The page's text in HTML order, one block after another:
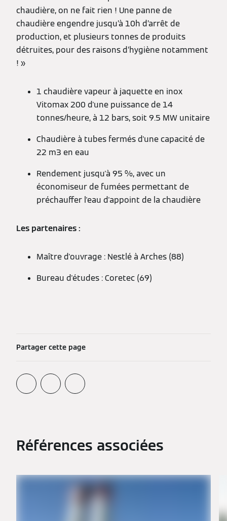
chaudière, on ne fait rien ! Une panne de
chaudière engendre jusqu’à 10h d’arrêt de
production, et plusieurs tonnes de produits
détruites, pour des raisons d’hygiène notamment
! »
1 chaudière vapeur à jaquette en inox
Vitomax 200 d'une puissance de 14
tonnes/heure, à 12 bars, soit 9.5 MW unitaire
Chaudière à tubes fermés d'une capacité de
22 m3 en eau
Rendement jusqu'à 95 %, avec un
économiseur de fumées permettant de
préchauffer l'eau d'appoint de la chaudière
Les partenaires :
Maître d'ouvrage : Nestlé à Arches (88)
Bureau d'études : Coretec (69)
Partager cette page
Références associées